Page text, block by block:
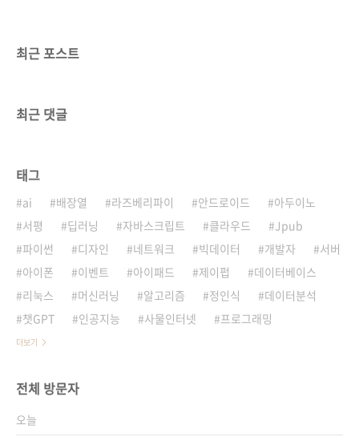
최근 포스트
최근 댓글
태그
ai 배장열 라즈베리파이 안드로이드
아두이노
서평
딥러닝 자바스크립트 클라우드
Jpub
파이썬
디자인 네트워크 빅데이터 개발자
서버
아이폰
이벤트 아이패드 제이펍
데이터베이스
리눅스
머신러닝 알고리즘 정인식
데이터분석
챗GPT
인공지능 사물인터넷 프로그래밍
더보기
전체 방문자
오늘